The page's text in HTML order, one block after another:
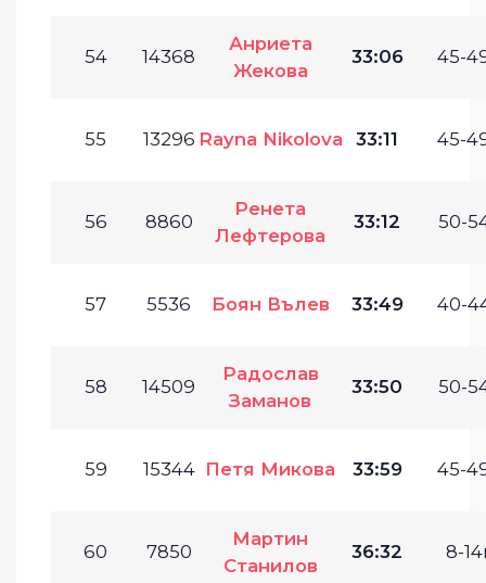
54 14368
Анриета
Жекова
33:06 45-
55 13296 Rayna Nikolova 33:11 45-
56 8860
Ренета
Лефтерова
33:12 50-
57 5536 Боян Вълев 33:49 40-
58 14509
Радослав
Заманов
33:50 50-
59 15344 Петя Микова 33:59 45-
60 7850
Мартин
Станилов
36:32 8-